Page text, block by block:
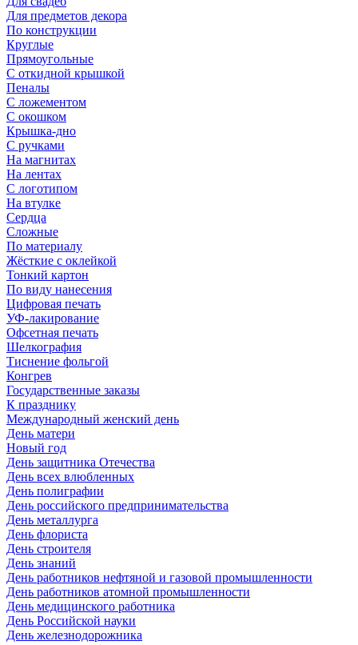
Для предметов декора
По конструкции
Круглые
Прямоугольные
С откидной крышкой
Пеналы
С ложементом
С окошком
Крышка-дно
С ручками
На магнитах
На лентах
С логотипом
На втулке
Сердца
Сложные
По материалу
Жёсткие с оклейкой
Тонкий картон
По виду нанесения
Цифровая печать
УФ-лакирование
Офсетная печать
Шелкография
Тиснение фольгой
Конгрев
Государственные заказы
К празднику
Международный женский день
День матери
Новый год
День защитника Отечества
День всех влюбленных
День полиграфии
День российского предпринимательства
День металлурга
День флориста
День строителя
День знаний
День работников нефтяной и газовой промышленности
День работников атомной промышленности
День медицинского работника
День Российской науки
День железнодорожника